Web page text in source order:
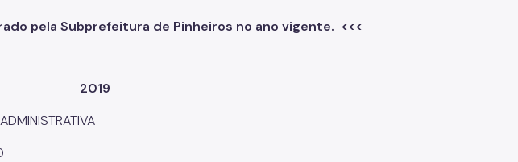
pela Subprefeitura de Pinheiros no ano vigente. <<<
2019